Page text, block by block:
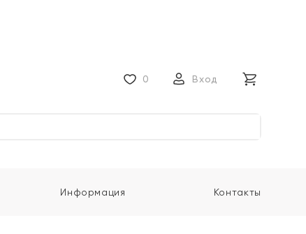
0 Вход
Информация Контакты